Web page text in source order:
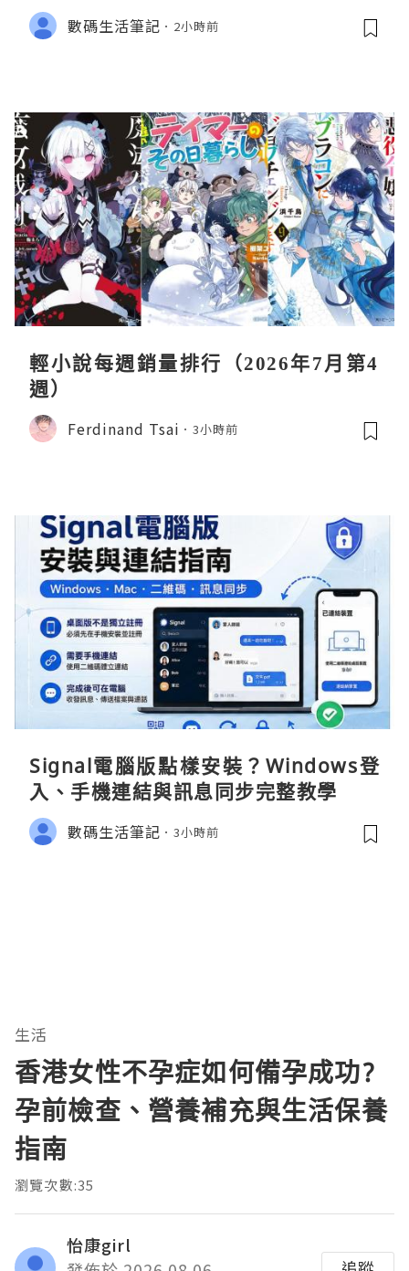
數碼生活筆記 2小時前
輕小說每週銷量排行（2026年7月第4
週）
Ferdinand Tsai 3小時前
Signal電腦版點樣安裝？Windows登
入、手機連結與訊息同步完整教學
數碼生活筆記 3小時前
生活
香港女性不孕症如何備孕成功?
孕前檢查、營養補充與生活保養
指南
瀏覽次數:35
怡康girl